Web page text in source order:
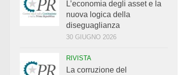
L’economia degli asset e la
nuova logica della
diseguaglianza
30 GIUGNO 2026
RIVISTA
La corruzione del